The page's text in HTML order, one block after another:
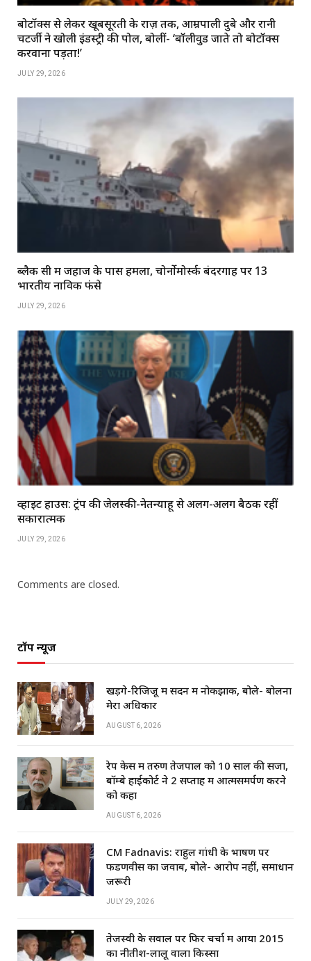
बोटॉक्स से लेकर खूबसूरती के राज़ तक, आम्रपाली दुबे और रानी
चटर्जी ने खोली इंडस्ट्री की पोल, बोलीं- ‘बॉलीवुड जाते तो बोटॉक्स
करवाना पड़ता!’
JULY 29, 2026
ब्लैक सी में जहाज के पास हमला, चोर्नोमोर्स्क बंदरगाह पर 13
भारतीय नाविक फंसे
JULY 29, 2026
व्हाइट हाउस: ट्रंप की जेलेंस्की-नेतन्याहू से अलग-अलग बैठकें रहीं
सकारात्मक
JULY 29, 2026
Comments are closed.
टॉप न्यूज
खड़गे-रिजिजू में सदन में नोकझोंक, बोले- बोलना
मेरा अधिकार
AUGUST 6, 2026
रेप केस में तरुण तेजपाल को 10 साल की सजा,
बॉम्बे हाईकोर्ट ने 2 सप्ताह में आत्मसमर्पण करने
को कहा
AUGUST 6, 2026
CM Fadnavis: राहुल गांधी के भाषण पर
फडणवीस का जवाब, बोले- आरोप नहीं, समाधान
जरूरी
JULY 29, 2026
तेजस्वी के सवाल पर फिर चर्चा में आया 2015
का नीतीश-लालू वाला किस्सा